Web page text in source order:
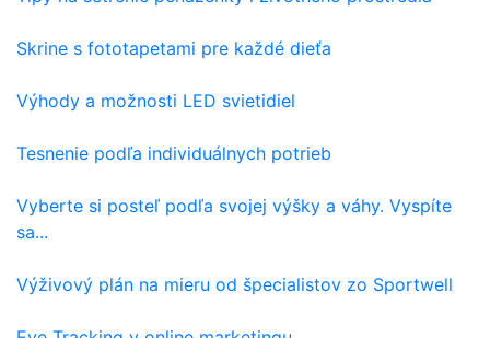
Skrine s fototapetami pre každé dieťa
Výhody a možnosti LED svietidiel
Tesnenie podľa individuálnych potrieb
Vyberte si posteľ podľa svojej výšky a váhy. Vyspíte
sa...
Výživový plán na mieru od špecialistov zo Sportwell